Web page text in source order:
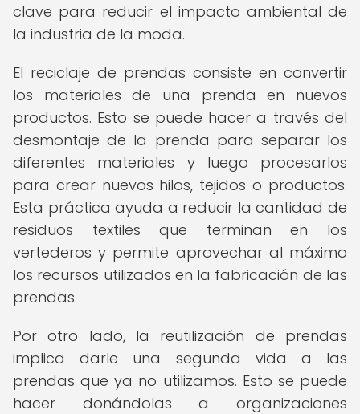
clave para reducir el impacto ambiental de
la industria de la moda.
El reciclaje de prendas consiste en convertir
los materiales de una prenda en nuevos
productos. Esto se puede hacer a través del
desmontaje de la prenda para separar los
diferentes materiales y luego procesarlos
para crear nuevos hilos, tejidos o productos.
Esta práctica ayuda a reducir la cantidad de
residuos textiles que terminan en los
vertederos y permite aprovechar al máximo
los recursos utilizados en la fabricación de las
prendas.
Por otro lado, la reutilización de prendas
implica darle una segunda vida a las
prendas que ya no utilizamos. Esto se puede
hacer donándolas a organizaciones